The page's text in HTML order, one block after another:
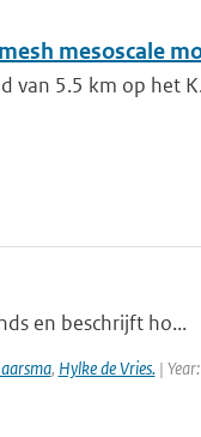
mesoscale
van 5.5 km op het
en beschrijft ho...
, Hylke de Vries.|